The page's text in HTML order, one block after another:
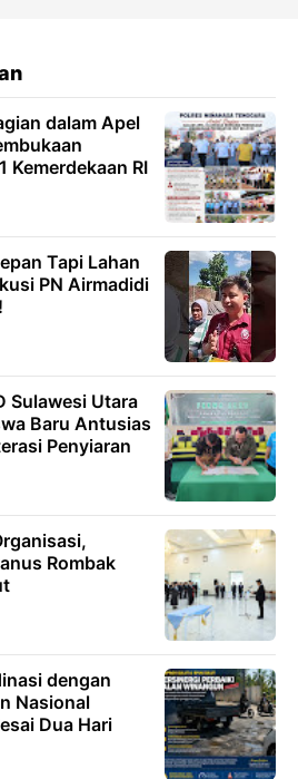
dalam Apel
Kemerdekaan RI
Tapi Lahan
PN Airmadidi
Sulawesi Utara
Baru Antusias
Penyiaran
Rombak
dengan
Nasional
Dua Hari